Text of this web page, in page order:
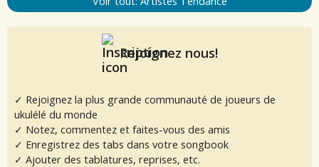
Rejoignez nous!
✓ Rejoignez la plus grande communauté de joueurs de
ukulélé du monde
✓ Notez, commentez et faites-vous des amis
✓ Enregistrez des tabs dans votre songbook
✓ Ajouter des tablatures, reprises, etc.